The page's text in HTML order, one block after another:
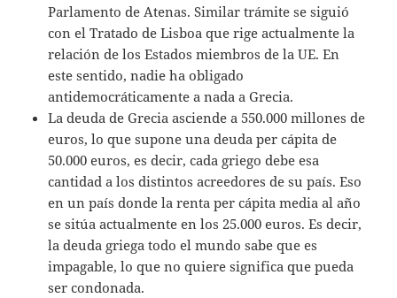
Parlamento de Atenas. Similar trámite se siguió
con el Tratado de Lisboa que rige actualmente la
relación de los Estados miembros de la UE. En
este sentido, nadie ha obligado
antidemocráticamente a nada a Grecia.
La deuda de Grecia asciende a 550.000 millones de
euros, lo que supone una deuda per cápita de
50.000 euros, es decir, cada griego debe esa
cantidad a los distintos acreedores de su país. Eso
en un país donde la renta per cápita media al año
se sitúa actualmente en los 25.000 euros. Es decir,
la deuda griega todo el mundo sabe que es
impagable, lo que no quiere significa que pueda
ser condonada.